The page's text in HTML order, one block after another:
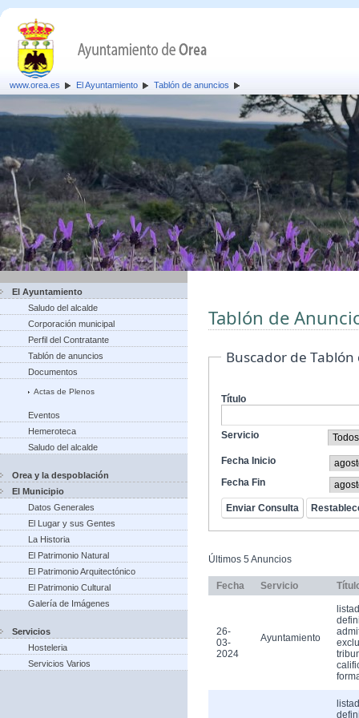
www.orea.es El Ayuntamiento Tablón de anuncios
El Ayuntamiento
Saludo del alcalde
Corporación municipal
Perfil del Contratante
Tablón de anuncios
Documentos
Actas de Plenos
Eventos
Hemeroteca
Saludo del alcalde
Orea y la despoblación
El Municipio
Datos Generales
El Lugar y sus Gentes
La Historia
El Patrimonio Natural
El Patrimonio Arquitectónico
El Patrimonio Cultural
Galería de Imágenes
Servicios
Hosteleria
Servicios Varios
Tablón de
Buscador de
Título
Servicio
Fecha Inicio
Fecha Fin
Últimos 5 Anuncios
Fecha Servicio
26-
03-
2024
Ayuntamiento